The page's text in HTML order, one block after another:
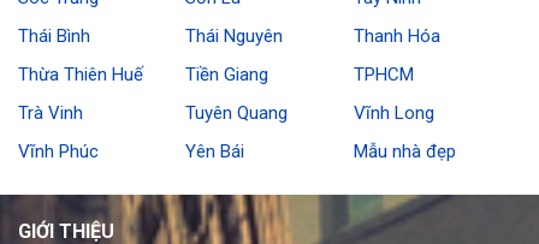
Thái Bình
Thái Nguyên
Thanh Hóa
Thừa Thiên Huế
Tiền Giang
TPHCM
Trà Vinh
Tuyên Quang
Vĩnh Long
Vĩnh Phúc
Yên Bái Mẫu nhà đẹp
GIỚI THIỆU